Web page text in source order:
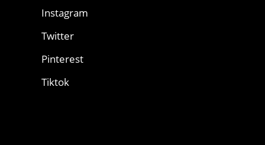
Instagram
Twitter
Pinterest
Tiktok